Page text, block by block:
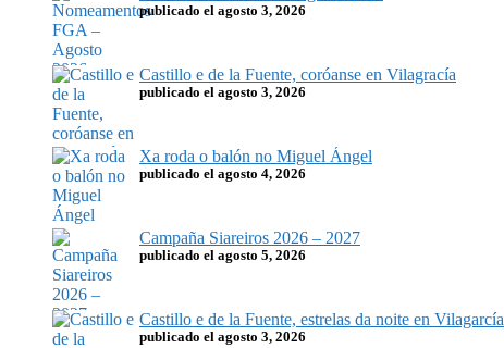
publicado el agosto 3, 2026
Castillo e de la Fuente, coróanse en Vilagracía
publicado el agosto 3, 2026
Xa roda o balón no Miguel Ángel
publicado el agosto 4, 2026
Campaña Siareiros 2026 – 2027
publicado el agosto 5, 2026
Castillo e de la Fuente, estrelas da noite en Vilagarcía
publicado el agosto 3, 2026